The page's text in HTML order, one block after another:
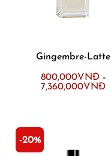
Gingembre-Latte
800,000VNĐ–
7,360,000VNĐ
-20%